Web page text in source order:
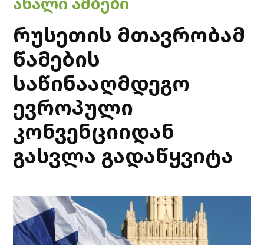
IN
რუსეთის მთავრობამ
წამების
საწინააღმდეგო
ევროპული
კონვენციიდან
გასვლა გადაწყვიტა